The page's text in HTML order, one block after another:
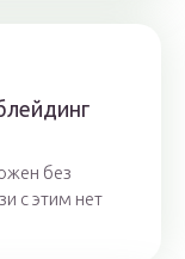
без
с этим нет